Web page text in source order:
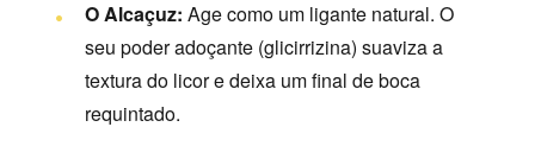
O Alcaçuz: Age como um ligante natural. O
seu poder adoçante (glicirrizina) suaviza a
textura do licor e deixa um final de boca
requintado.